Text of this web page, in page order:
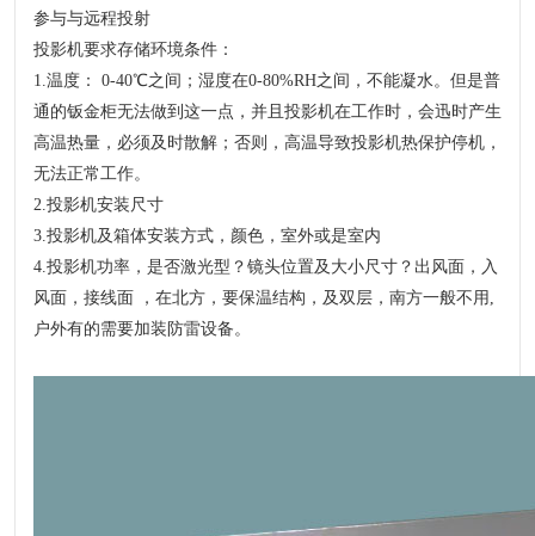
参与与远程投射
投影机要求存储环境条件：
1.温度： 0-40℃之间；湿度在0-80%RH之间，不能凝水。但是普
通的钣金柜无法做到这一点，并且投影机在工作时，会迅时产生
高温热量，必须及时散解；否则，高温导致投影机热保护停机，
无法正常工作。
2.投影机安装尺寸
3.投影机及箱体安装方式，颜色，室外或是室内
4.投影机功率，是否激光型？镜头位置及大小尺寸？出风面，入
风面，接线面 ，在北方，要保温结构，及双层，南方一般不用,
户外有的需要加装防雷设备。